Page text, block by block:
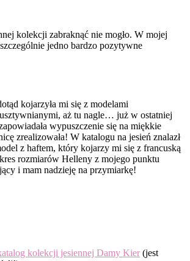
kolekcji zabraknąć nie mogło. W mojej
jedno bardzo pozytywne
kojarzyła mi się z modelami
aż tu nagle… już w ostatniej
wypuszczenie się na miękkie
zrealizowała! W katalogu na jesień znalazł
z haftem, który kojarzy mi się z francuską
rozmiarów Helleny z mojego punktu
i mam nadzieję na przymiarkę!
kolekcji jesiennej Damy Kier(jest